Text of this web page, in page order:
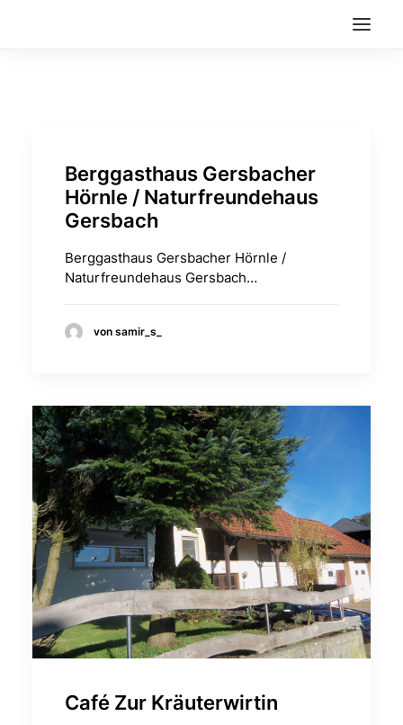
Berggasthaus Gersbacher
Hörnle / Naturfreundehaus
Gersbach
Berggasthaus Gersbacher Hörnle /
Naturfreundehaus Gersbach…
von samir_s_
Café Zur Kräuterwirtin